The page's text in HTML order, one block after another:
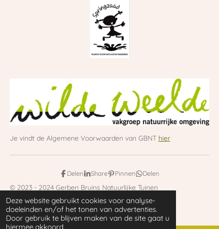
Deze website gebruikt cookies voor analyse-
doeleinden en/of het tonen van advertenties.
Door gebruik te blijven maken van de site gaat u
hiermee akkoord.
m
Je vindt de Algemene Voorwaarden van GBNT hier
Delen Share Pinnen Delen
© 2023 - 2024 Gerben Bruins Natuurlijke Tuinen
Powered byJouwWeb